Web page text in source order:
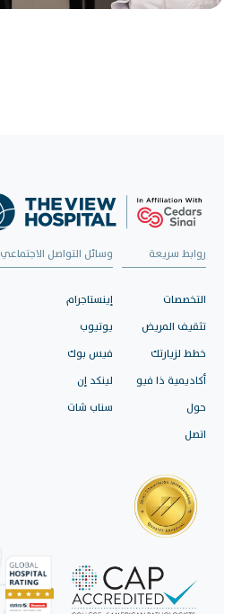
روابط سريعة
التخصصات
تثقيف المريض
خطط لزيارتك
أكاديمية ذا فيو
حول
اتصل
وسائل التواصل الاجتماعي
إينستاجرام
يوتيوب
فيس بوك
لينكد إن
سناب شات